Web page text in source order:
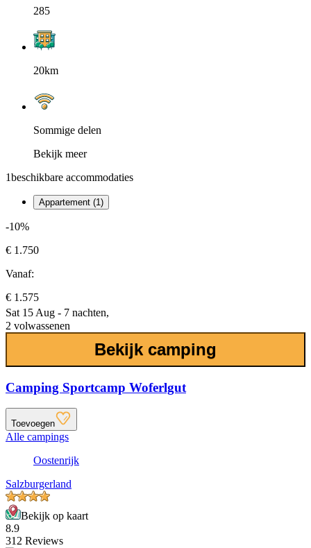
285
20km
Sommige delen
Bekijk meer
1beschikbare accommodaties
Appartement (1)
-10%
€ 1.750
Vanaf:
€ 1.575
Sat 15 Aug - 7 nachten,
2 volwassenen
Bekijk camping
Camping Sportcamp Woferlgut
Toevoegen
Alle campings
Oostenrijk
Salzburgerland
Bekijk op kaart
8.9
312 Reviews